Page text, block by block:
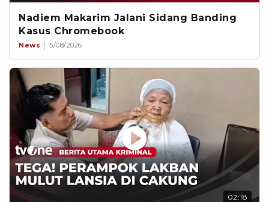
Nadiem Makarim Jalani Sidang Banding
Kasus Chromebook
News 5/08/2026
02:18